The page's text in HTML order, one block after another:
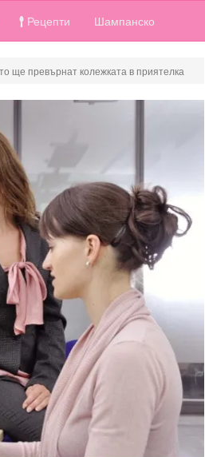
Рецепти Шампанско
ще превърнат колежката в приятелка